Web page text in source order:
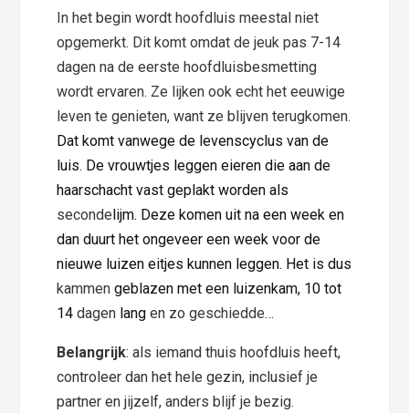
In het begin wordt hoofdluis meestal niet
opgemerkt. Dit komt omdat de jeuk pas 7-14
dagen na de eerste hoofdluisbesmetting
wordt ervaren. Ze lijken ook echt het eeuwige
leven te genieten, want ze blijven terugkomen.
Dat komt vanwege de levenscyclus van de
luis. De vrouwtjes leggen eieren die aan de
haarschacht vast geplakt worden als
secondelijm. Deze komen uit na een week en
dan duurt het ongeveer een week voor de
nieuwe luizen eitjes kunnen leggen. Het is dus
kammen geblazen met een luizenkam, 10 tot
14dagen lang en zo geschiedde…
Belangrijk: als iemand thuis hoofdluis heeft,
controleer dan het hele gezin, inclusief je
partner en jijzelf, anders blijf je bezig.